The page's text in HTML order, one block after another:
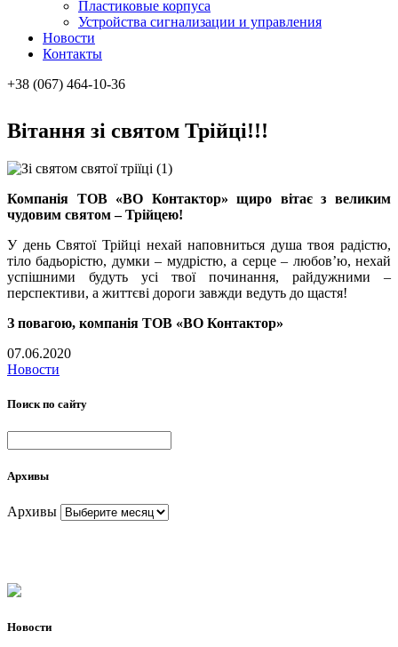
Пластиковые корпуса
Устройства сигнализации и управления
Новости
Контакты
+38 (067) 464-10-36
Вітання зі святом Трійці!!!
Компанія ТОВ «ВО Контактор» щиро вітає з великим
чудовим святом – Трійцею!
У день Святої Трійці нехай наповниться душа твоя радістю,
тіло бадьорістю, думки – мудрістю, а серце – любов’ю, нехай
успішними будуть усі твої починання, райдужними –
перспективи, а життєві дороги завжди ведуть до щастя!
З повагою, компанія ТОВ «ВО Контактор»
07.06.2020
Новости
Поиск по сайту
Архивы
Архивы
Новости